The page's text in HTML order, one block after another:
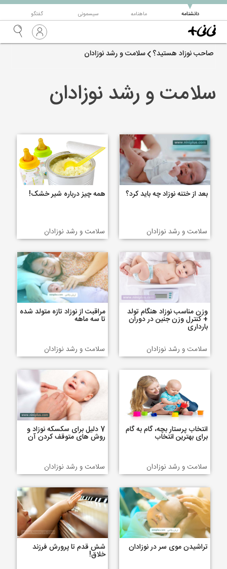
دانشنامه
▼ ماهنامه سیسمونی گفتگو
صاحب نوزاد هستید؟ سلامت و رشد نوزادان
سلامت و رشد نوزادان
بعد از ختنه نوزاد چه باید کرد؟
سلامت و رشد نوزادان
همه چیز درباره شیر خشک!
سلامت و رشد نوزادان
وزن مناسب نوزاد هنگام تولد
+ کنترل وزن جنین در دوران
بارداری
سلامت و رشد نوزادان
مراقبت از نوزاد تازه متولد شده
تا سه ماهه
سلامت و رشد نوزادان
انتخاب پرستار بچه، گام به گام
برای بهترین انتخاب
سلامت و رشد نوزادان
7 دلیل برای سکسکه نوزاد و
روش های متوقف کردن آن
سلامت و رشد نوزادان
تراشیدن موی سر در نوزادان شش قدم تا پرورش فرزند
خلاق!